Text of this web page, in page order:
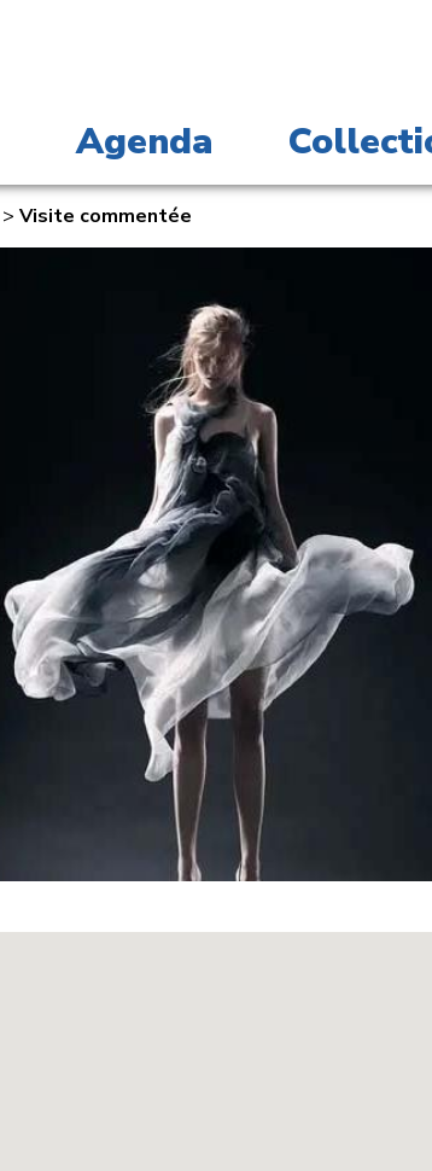
Agenda
> Visite commentée